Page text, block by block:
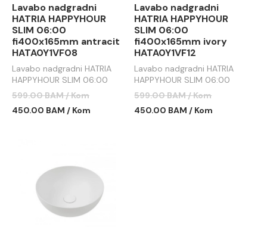
Lavabo nadgradni
HATRIA HAPPYHOUR
SLIM 06:00
fi400x165mm antracit
HATA0Y1VF08
Lavabo nadgradni HATRIA
HAPPYHOUR SLIM 06:00
fi400x165mm antracit
599.00 BAM / Kom
450.00 BAM / Kom
Lavabo nadgradni
HATRIA HAPPYHOUR
SLIM 06:00
fi400x165mm ivory
HATA0Y1VF12
Lavabo nadgradni HATRIA
HAPPYHOUR SLIM 06:00
fi400x165mm ivory
599.00 BAM / Kom
450.00 BAM / Kom